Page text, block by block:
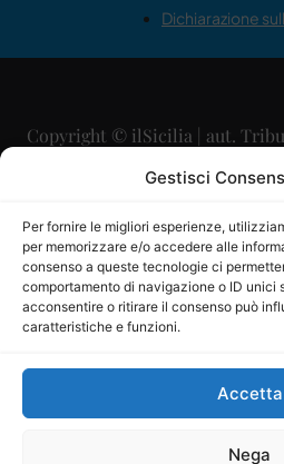
Gestisci
Per fornire le migliori esperienze,
per memorizzare e/o accedere alle
consenso a queste tecnologie ci
comportamento di navigazione o ID unici
acconsentire o ritirare il consenso può
caratteristiche e funzioni.
Accetta
Nega
Dichiarazione
Copyright © ilSicilia | aut.
29/09/2015
Direttore Editoriale:
Direttore Responsabile:
P.IVA:
Mercurio Comunicazione
iscritta al Registro degli